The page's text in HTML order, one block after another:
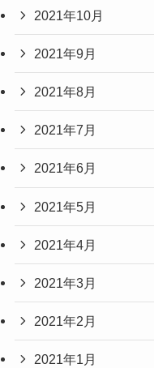
2021年10月
2021年9月
2021年8月
2021年7月
2021年6月
2021年5月
2021年4月
2021年3月
2021年2月
2021年1月